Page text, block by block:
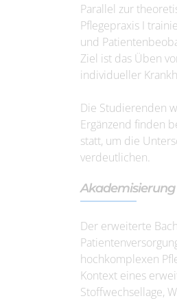
Parallel zur
Pflegepraxis I
und
Ziel ist das Üben
individueller
Die Studierenden
Ergänzend finden
statt, um die
verdeutlichen.
Der erweiterte
hochkomplexen
Kontext eines
Stoffwechsellage,